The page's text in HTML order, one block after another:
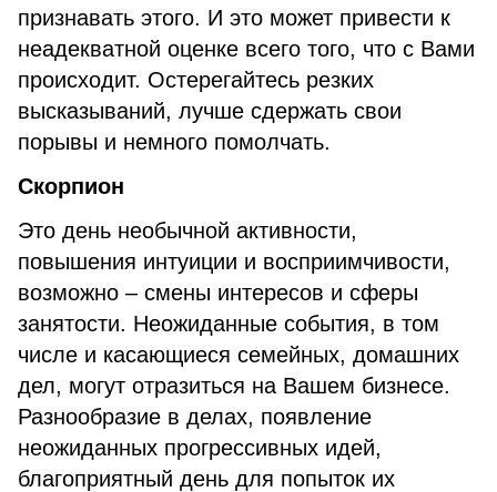
признавать этого. И это может привести к
неадекватной оценке всего того, что с Вами
происходит. Остерегайтесь резких
высказываний, лучше сдержать свои
порывы и немного помолчать.
Скорпион
Это день необычной активности,
повышения интуиции и восприимчивости,
возможно – смены интересов и сферы
занятости. Неожиданные события, в том
числе и касающиеся семейных, домашних
дел, могут отразиться на Вашем бизнесе.
Разнообразие в делах, появление
неожиданных прогрессивных идей,
благоприятный день для попыток их